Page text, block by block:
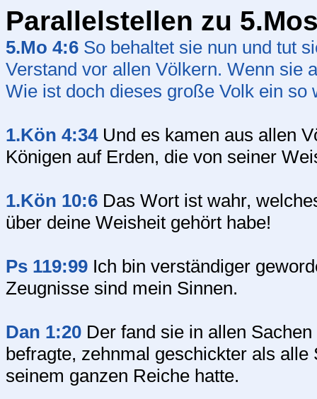
Parallelstellen zu
5.Mo 4:6 So behaltet sie nun und tut
Verstand vor allen Völkern. Wenn sie
Wie ist doch dieses große Volk ein so
1.Kön 4:34Und es kamen aus allen
Königen auf Erden, die von seiner
1.Kön 10:6 Das Wort ist wahr,
über deine Weisheit gehört habe!
Ps 119:99 Ich bin verständiger
Zeugnisse sind mein Sinnen.
Dan 1:20 Der fand sie in allen
befragte, zehnmal geschickter als
seinem ganzen Reiche hatte.